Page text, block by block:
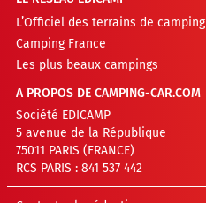
L’Officiel des terrains de camping
Camping France
Les plus beaux campings
A PROPOS DE CAMPING-CAR.COM
Société EDICAMP
5 avenue de la République
75011 PARIS (FRANCE)
RCS PARIS : 841 537 442